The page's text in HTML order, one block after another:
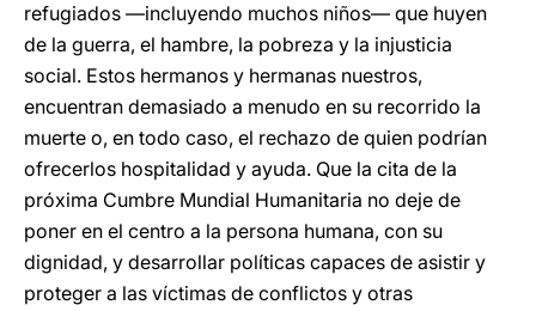
refugiados —incluyendo muchos niños— que huyen
de la guerra, el hambre, la pobreza y la injusticia
social. Estos hermanos y hermanas nuestros,
encuentran demasiado a menudo en su recorrido la
muerte o, en todo caso, el rechazo de quien podrían
ofrecerlos hospitalidad y ayuda. Que la cita de la
próxima Cumbre Mundial Humanitaria no deje de
poner en el centro a la persona humana, con su
dignidad, y desarrollar políticas capaces de asistir y
proteger a las víctimas de conflictos y otras